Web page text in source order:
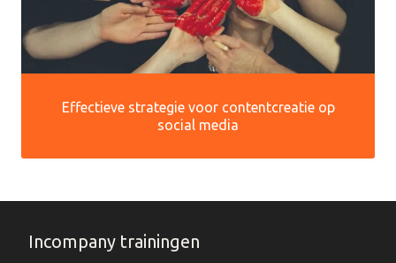
Effectieve strategie voor contentcreatie op
social media
Incompany trainingen